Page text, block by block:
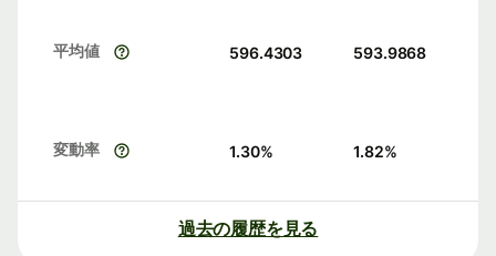
平均値 596.4303 593.9868
変動率 1.30% 1.82%
過去の履歴を見る